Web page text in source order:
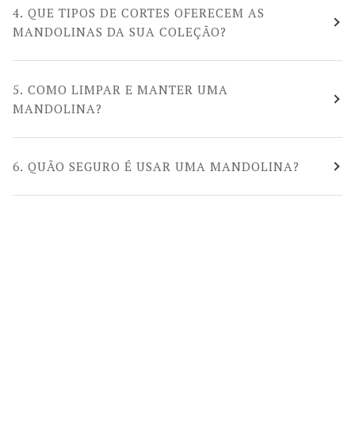
4. QUE TIPOS DE CORTES OFERECEM AS
MANDOLINAS DA SUA COLEÇÃO?
5. COMO LIMPAR E MANTER UMA
MANDOLINA?
6. QUÃO SEGURO É USAR UMA MANDOLINA?